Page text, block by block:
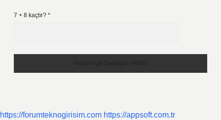
7 + 8 kaçtır? *
https://forumteknogirisim.com https://appsoft.com.tr